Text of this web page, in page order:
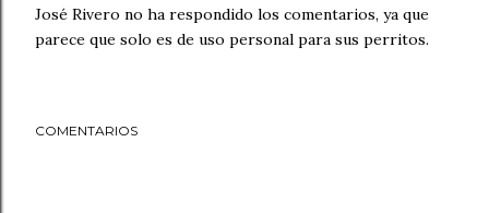
José Rivero no ha respondido los comentarios, ya que
parece que solo es de uso personal para sus perritos.
COMENTARIOS